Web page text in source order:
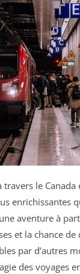
le Canada
enrichissantes
aventure à
et la chance
par d’autres
des voyages